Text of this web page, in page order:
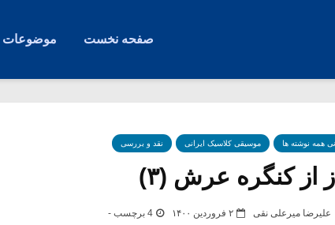
صفحه نخست موضوعات
همه نوشته ها موسیقی کلاسیک ایرانی نقد و بررسی
از کنگره عرش (۳)
علیرضا میرعلی نقی ۲ فروردین ۱۴۰۰ 4 برچسب -